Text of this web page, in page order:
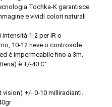
Tochka-K garantisce
e vividi colori naturali
1-2 per IR o
10-12 neve o controsole.
è impermeabile fino a 3m.
è +/-40 C°.
+/- 0-10 milliradianti.